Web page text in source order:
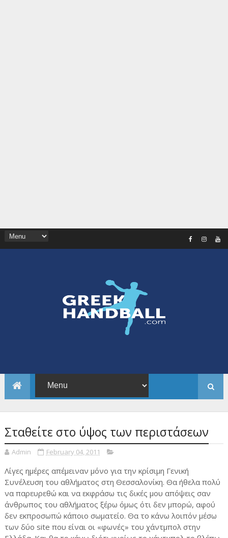
Σταθείτε στο ύψος των περιστάσεων
Admin February 04, 2011
Λίγες ημέρες απέμειναν μόνο για την κρίσιμη Γενική
Συνέλευση του αθλήματος στη Θεσσαλονίκη. Θα ήθελα πολύ
να παρευρεθώ και να εκφράσω τις δικές μου απόψεις σαν
άνθρωπος του αθλήματος ξέρω όμως ότι δεν μπορώ, αφού
δεν εκπροσωπώ κάποιο σωματείο. Θα το κάνω λοιπόν μέσω
των δύο site που είναι οι «φωνές» του χάντμπολ στην